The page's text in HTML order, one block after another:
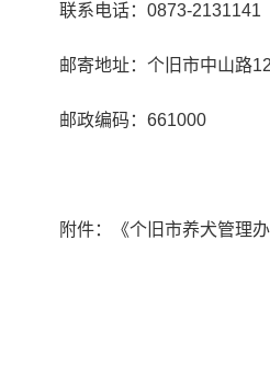
联系电话：0873-2131141
邮寄地址：个旧市中山路
邮政编码：661000
附件：《个旧市养犬管理